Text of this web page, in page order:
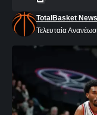
Τελευταία
TotalBasket